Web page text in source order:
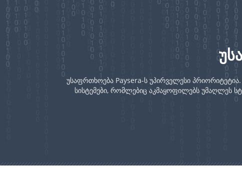
უსაფრთხოება Paysera-ს უპირველესი
სისტემები, რომლებიც აკმაყოფილებს უმაღლეს